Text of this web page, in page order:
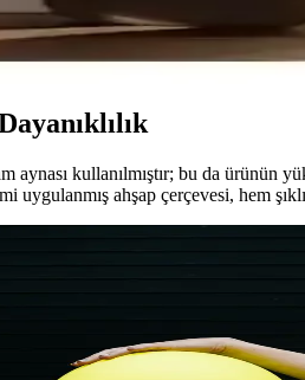
Ayna serisindeki 180 cm ve 120 cm
katmak için ideal seçimler.
aynası kullanılmıştır; bu da ürünün
uygulanmış ahşap çerçevesi, hem